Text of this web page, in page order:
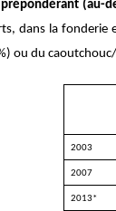
prépondérant (au-
dans la
ou du
2003
2007
2013*